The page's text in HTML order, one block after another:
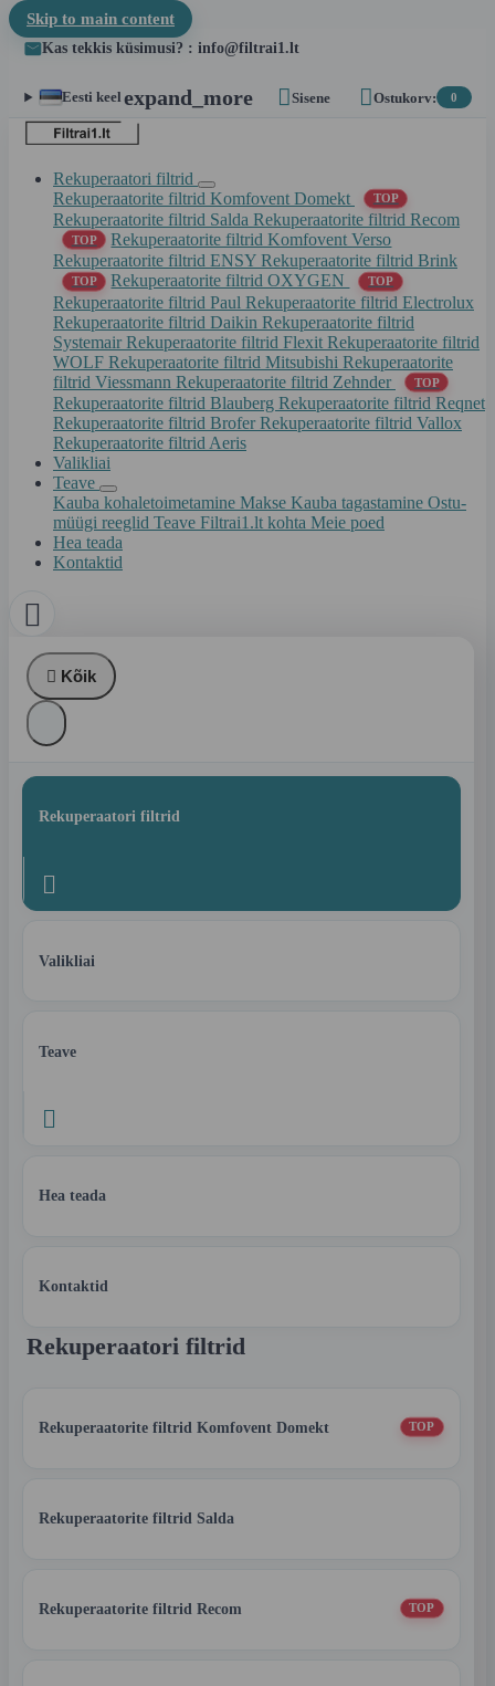
Skip to main content
Kas tekkis küsimusi? : info@filtrai1.lt
Eesti keel expand_more Sisene Ostukorv: 0
Rekuperaatori filtrid
Rekuperaatorite filtrid Komfovent Domekt
TOP
Rekuperaatorite filtrid Salda Rekuperaatorite filtrid Recom
TOP
Rekuperaatorite filtrid Komfovent Verso
Rekuperaatorite filtrid ENSY Rekuperaatorite filtrid Brink
TOP Rekuperaatorite filtrid OXYGEN TOP
Rekuperaatorite filtrid Paul Rekuperaatorite filtrid Electrolux
Rekuperaatorite filtrid Daikin Rekuperaatorite filtrid
Systemair Rekuperaatorite filtrid Flexit Rekuperaatorite filtrid
WOLF Rekuperaatorite filtrid Mitsubishi Rekuperaatorite
filtrid Viessmann Rekuperaatorite filtrid Zehnder TOP
Rekuperaatorite filtrid Blauberg Rekuperaatorite filtrid Reqnet
Rekuperaatorite filtrid Brofer Rekuperaatorite filtrid Vallox
Rekuperaatorite filtrid Aeris
Valikliai
Teave
Kauba kohaletoimetamine Makse Kauba tagastamine Ostu-
müügi reeglid Teave Filtrai1.lt kohta Meie poed
Hea teada
Kontaktid

 Kõik
Rekuperaatori filtrid

Valikliai
Teave

Hea teada
Kontaktid
Rekuperaatori filtrid
Rekuperaatorite filtrid Komfovent Domekt TOP
Rekuperaatorite filtrid Salda
Rekuperaatorite filtrid Recom TOP